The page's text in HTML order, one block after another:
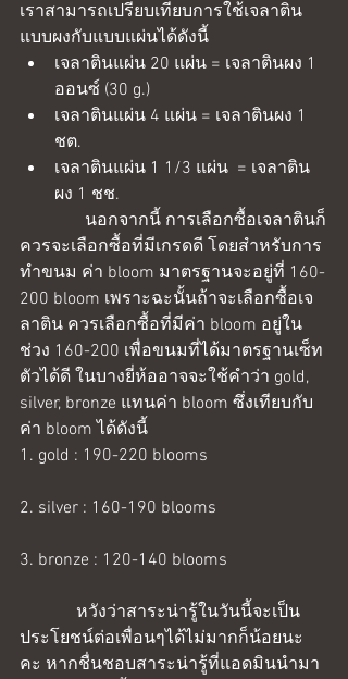
เราสามารถเปรียบเทียบการใช้เจลาติน
แบบผงกับแบบแผ่นได้ดังนี้
เจลาตินแผ่น 20 แผ่น = เจลาตินผง 1
ออนซ์ (30 g.)
เจลาตินแผ่น 4 แผ่น = เจลาตินผง 1
ชต.
เจลาตินแผ่น 1 1/3 แผ่น  = เจลาติน
ผง 1 ชช.
ควรจะเลือกซื้อที่มีเกรดดี โดยสำหรับการ
ทำขนม ค่า bloom มาตรฐานจะอยู่ที่ 160-
200 bloom เพราะฉะนั้นถ้าจะเลือกซื้อเจ
ลาติน ควรเลือกซื้อที่มีค่า bloom อยู่ใน
ช่วง 160-200 เพื่อขนมที่ได้มาตรฐานเซ็ท
ตัวได้ดี ในบางยี่ห้ออาจจะใช้คำว่า gold,
silver, bronze แทนค่า bloom ซึ่งเทียบกับ
ค่า bloom ได้ดังนี้
1. gold : 190-220 blooms
2. silver : 160-190 blooms
3. bronze : 120-140 blooms
ประโยชน์ต่อเพื่อนๆได้ไม่มากก็น้อยนะ
คะ หากชื่นชอบสาระน่ารู้ที่แอดมินนำมา